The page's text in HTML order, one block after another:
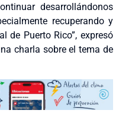
desarrollándonos
recuperando y
de Puerto Rico”, expresó
charla sobre el tema de